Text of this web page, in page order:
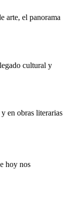
arte, el panorama
cultural y
en obras literarias
hoy nos